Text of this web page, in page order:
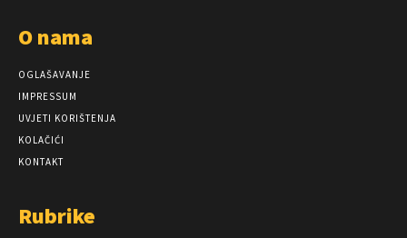
O nama
OGLAŠAVANJE
IMPRESSUM
UVJETI KORIŠTENJA
KOLAČIĆI
KONTAKT
Rubrike